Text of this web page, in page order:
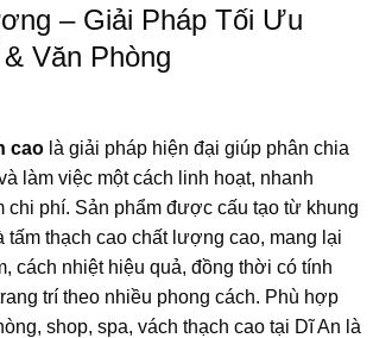
– Giải Pháp Tối Ưu
Văn Phòng
caolà giải pháp hiện đại giúp phân chia
làm việc một cách linh hoạt, nhanh
chi phí. Sản phẩm được cấu tạo từ khung
thạch cao chất lượng cao, mang lại
cách nhiệt hiệu quả, đồng thời có tính
trí theo nhiều phong cách. Phù hợp
shop, spa, vách thạch cao tại Dĩ An là